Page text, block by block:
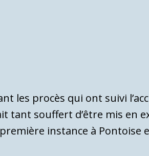
les procès qui ont suivi
tant souffert d’être mis en
instance à Pontoise